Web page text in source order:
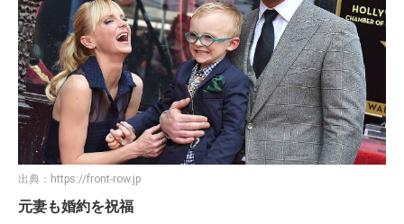
出典： https://front-row.jp
元妻も婚約を祝福